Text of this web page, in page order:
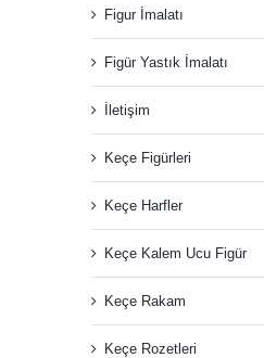
Figur İmalatı
Figür Yastık İmalatı
İletişim
Keçe Figürleri
Keçe Harfler
Keçe Kalem Ucu Figür
Keçe Rakam
Keçe Rozetleri